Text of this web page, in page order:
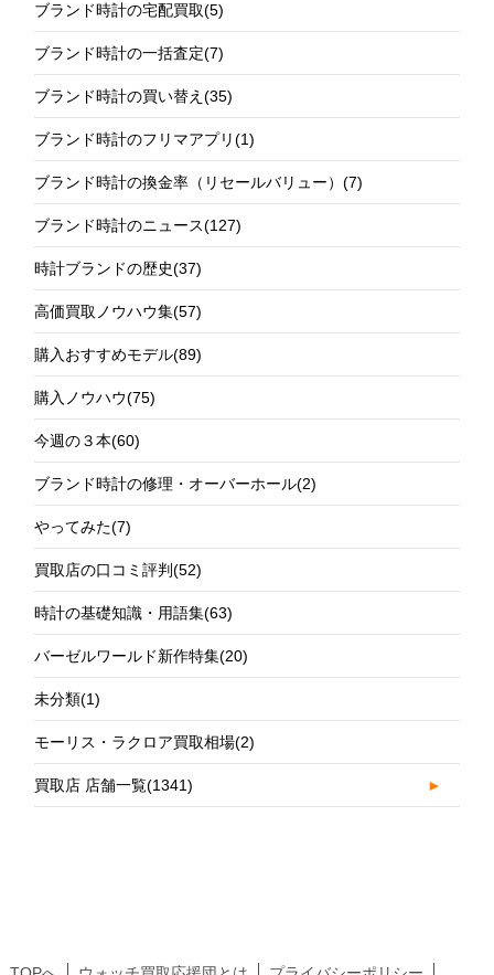
ブランド時計の宅配買取(5)
ブランド時計の一括査定(7)
ブランド時計の買い替え(35)
ブランド時計のフリマアプリ(1)
ブランド時計の換金率（リセールバリュー）(7)
ブランド時計のニュース(127)
時計ブランドの歴史(37)
高価買取ノウハウ集(57)
購入おすすめモデル(89)
購入ノウハウ(75)
今週の３本(60)
ブランド時計の修理・オーバーホール(2)
やってみた(7)
買取店の口コミ評判(52)
時計の基礎知識・用語集(63)
バーゼルワールド新作特集(20)
未分類(1)
モーリス・ラクロア買取相場(2)
買取店 店舗一覧(1341) ►